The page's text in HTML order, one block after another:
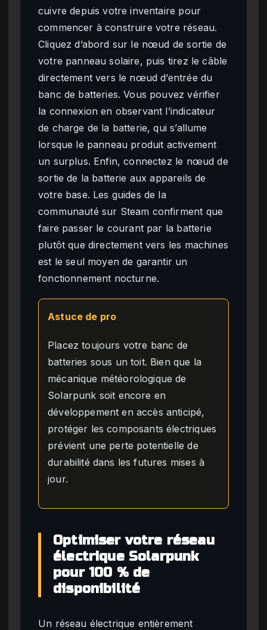
cuivre depuis votre inventaire pour
commencer à construire votre réseau.
Cliquez d’abord sur le nœud de sortie de
votre panneau solaire, puis tirez le câble
directement vers le nœud d’entrée du
banc de batteries. Vous pouvez vérifier
la connexion en observant l’indicateur
de charge de la batterie, qui s’allume
lorsque le panneau produit activement
un surplus. Enfin, connectez le nœud de
sortie de la batterie aux appareils de
votre base. Les guides de la
communauté sur Steam confirment que
faire passer le courant par la batterie
plutôt que directement vers les machines
est le seul moyen de garantir un
fonctionnement nocturne.
Astuce de pro
Placez toujours votre banc de
batteries sous un toit. Bien que la
mécanique météorologique de
Solarpunk soit encore en
développement en accès anticipé,
protéger les composants électriques
prévient une perte potentielle de
durabilité dans les futures mises à
jour.
Optimiser votre réseau
électrique Solarpunk
pour 100 % de
disponibilité
Un réseau électrique entièrement